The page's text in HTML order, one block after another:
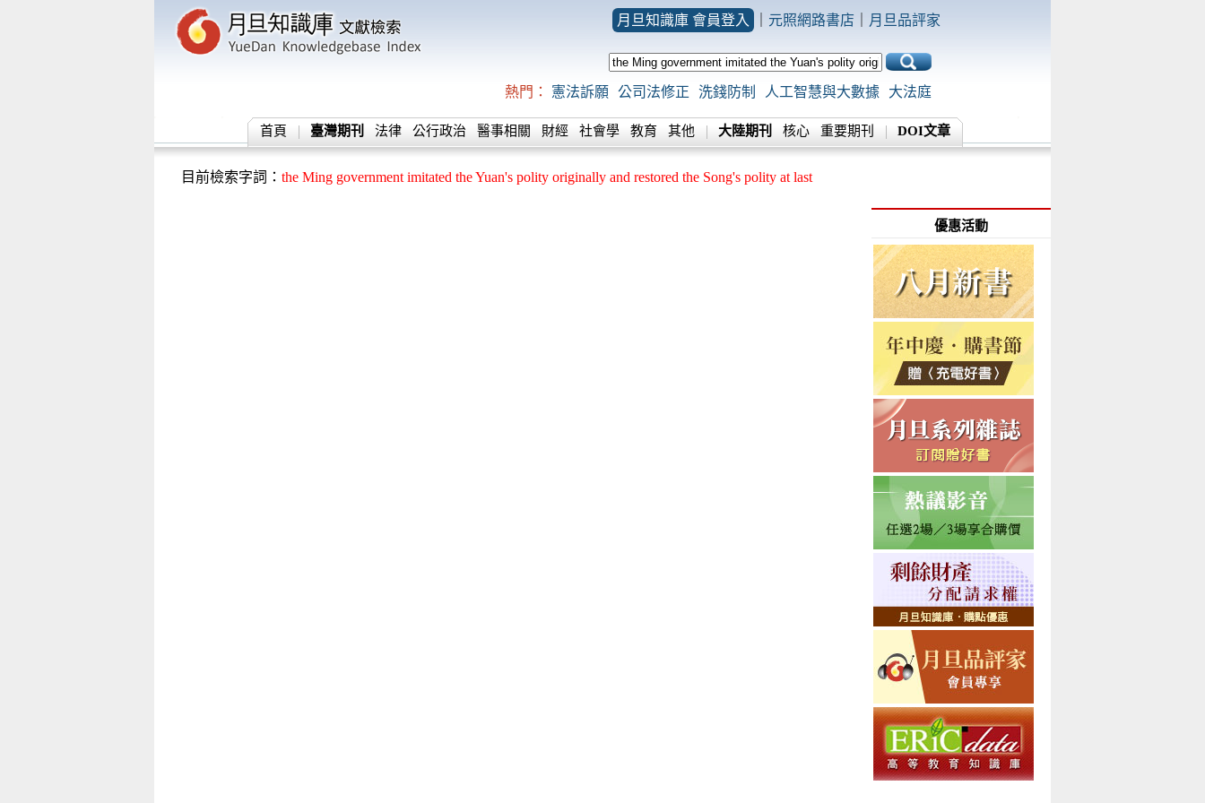
月旦知識庫 會員登入 元照網路書店 月旦品評家
熱門： 憲法訴願 公司法修正 洗錢防制 人工智慧與大數據 大法庭
首頁 臺灣期刊 法律 公行政治 醫事相關 財經 社會學 教育 其他 大陸期刊 核心 重要期刊 DOI文章
目前檢索字詞： the Ming government imitated the Yuan's polity originally and restored the Song's polity at last
優惠活動